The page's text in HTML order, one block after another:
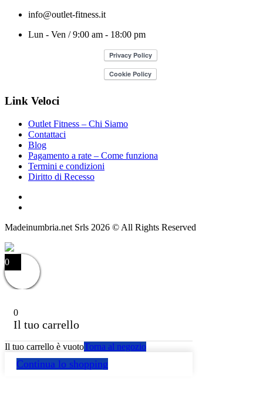
info@outlet-fitness.it
Lun - Ven / 9:00 am - 18:00 pm
Link Veloci
Outlet Fitness – Chi Siamo
Contattaci
Blog
Pagamento a rate – Come funziona
Termini e condizioni
Diritto di Recesso
Madeinumbria.net Srls 2026 © All Rights Reserved
0
0
Il tuo carrello
Il tuo carrello è vuotoTorna al negozio
Continua lo shopping